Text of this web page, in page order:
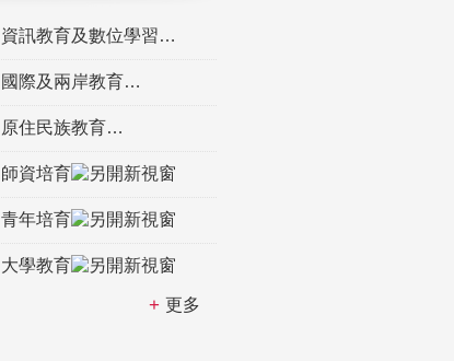
資訊教育及數位學習
國際及兩岸教育
原住民族教育
師資培育
青年培育
大學教育
更多